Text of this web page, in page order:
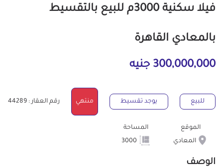
فيلا سكنية 3000م للبيع بالتقسيط
بالمعادي القاهرة
300,000,000 جنيه
للبيع يوجد تقسيط منتهي رقم العقار : 44289
الموقع
المعادي
المساحة
الوصف